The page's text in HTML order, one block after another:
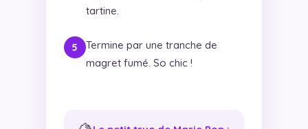
tartine.
Termine par une tranche de
magret fumé. So chic !